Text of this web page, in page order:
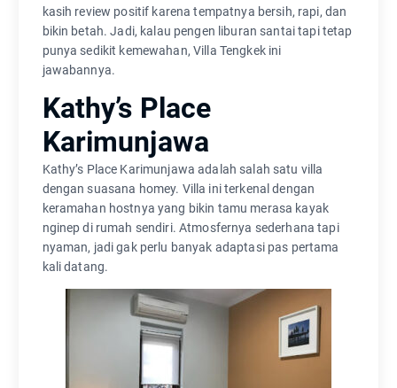
kasih review positif karena tempatnya bersih, rapi, dan
bikin betah. Jadi, kalau pengen liburan santai tapi tetap
punya sedikit kemewahan, Villa Tengkek ini
jawabannya.
Kathy’s Place
Karimunjawa
Kathy’s Place Karimunjawa adalah salah satu villa
dengan suasana homey. Villa ini terkenal dengan
keramahan hostnya yang bikin tamu merasa kayak
nginep di rumah sendiri. Atmosfernya sederhana tapi
nyaman, jadi gak perlu banyak adaptasi pas pertama
kali datang.